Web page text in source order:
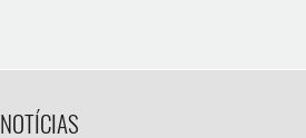
NOTÍCIAS